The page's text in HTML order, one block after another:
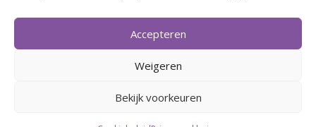
Accepteren
Weigeren
Bekijk voorkeuren
BREI- EN HAAK-ATELJEE
Momenteel on hold wegens medische reden.
Heropstart september.